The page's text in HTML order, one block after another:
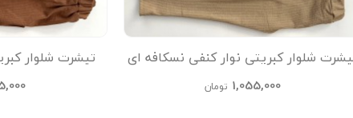
شلوار کبریتی نوار کنفی نسکافه ای
kids
1,055,000 تومان
تیشرت شلوار